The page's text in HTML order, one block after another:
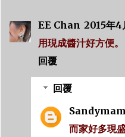
EE Chan 2015年4
用現成醬汁好方便。
回覆
回覆
而家好多現